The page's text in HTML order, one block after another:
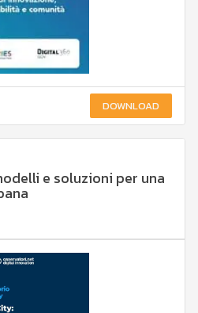
DOWNLOAD
e soluzioni per una